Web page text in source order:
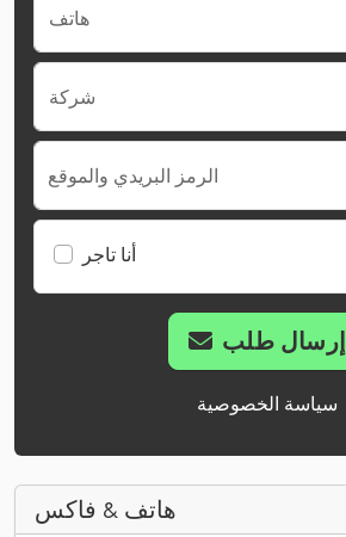
هاتف
شركة
الرمز البريدي والموقع
أنا تاجر
إرسال طلب
سياسة الخصوصية
هاتف & فاكس